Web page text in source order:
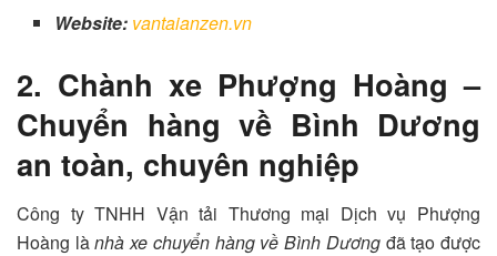
Website: vantaianzen.vn
2. Chành xe Phượng Hoàng –
Chuyển hàng về Bình Dương
an toàn, chuyên nghiệp
Công ty TNHH Vận tải Thương mại Dịch vụ Phượng
Hoàng lànhàxe chuyển hàng về Bình Dương đã tạo được